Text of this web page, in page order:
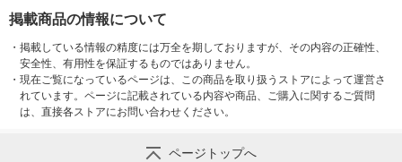
掲載商品の情報について
・ 掲載している情報の精度には万全を期しておりますが、その内容の正確性、
安全性、有用性を保証するものではありません。
・ 現在ご覧になっているページは、この商品を取り扱うストアによって運営さ
れています。ページに記載されている内容や商品、ご購入に関するご質問
は、直接各ストアにお問い合わせください。
ページトップへ